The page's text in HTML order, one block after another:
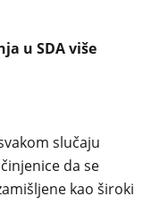
u SDA više
slučaju
da se
kao široki